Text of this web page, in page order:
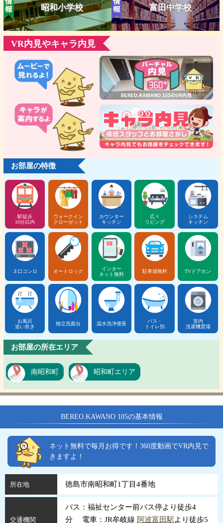
昭和小学校 富田中学校
VR内見やキャラ内見
お部屋の特徴
駅徒歩
10分以内
ウォークイン
クローゼット
カウンター
キッチン
広々
リビング
システム
キッチン
３口コンロ オートロック
インター
ネット無料
駐車場無料 TVドアホン
お風呂
追い炊き
独立洗面台 温水洗浄便座
バス・
トイレ別
室内
洗濯機置場
お部屋の所在エリア
南昭和町 昭和町エリア
BEREO.KAWANO 105の基本情報
ネット無料で毎月お得です！360度動画でVR内見で
きますよ！
所在地 徳島市南昭和町1丁目4番地
交通機関
バス：福祉センター前バス停より徒歩4
分 電車：JR牟岐線 阿波富田駅より徒歩5